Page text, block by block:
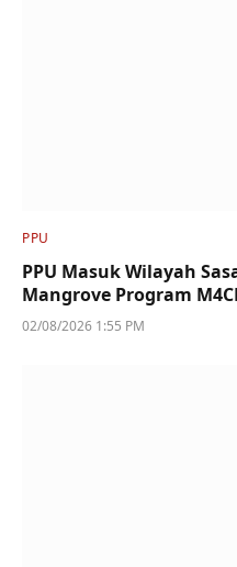
PPU
PPU Masuk Wilayah
Mangrove Program
02/08/2026 1:55 PM